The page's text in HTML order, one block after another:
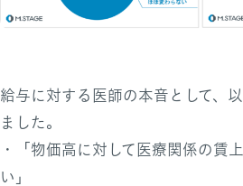
給与に対する医師の本音として、
ました。
・「物価高に対して医療関係の賃
い」